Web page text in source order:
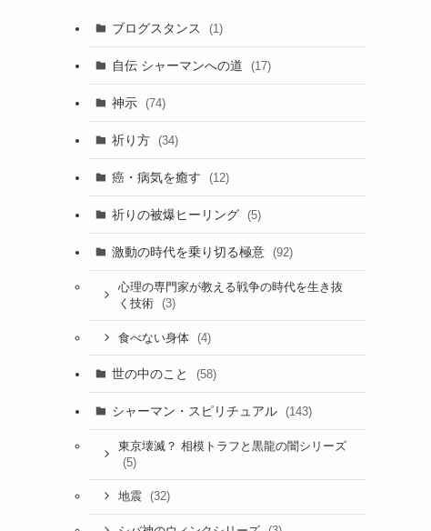
イ
ブ
ブログスタンス (1)
自伝 シャーマンへの道 (17)
神示 (74)
祈り方 (34)
癌・病気を癒す (12)
祈りの被爆ヒーリング (5)
激動の時代を乗り切る極意 (92)
心理の専門家が教える戦争の時代を生き抜
く技術
(3)
食べない身体 (4)
世の中のこと (58)
シャーマン・スピリチュアル (143)
東京壊滅？ 相模トラフと黒龍の闇シリーズ
(5)
地震 (32)